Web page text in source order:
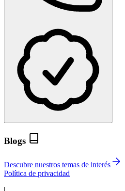
Blogs
Descubre nuestros temas de interés
Política de privacidad